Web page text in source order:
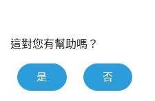
這對您有幫助嗎？
是 否